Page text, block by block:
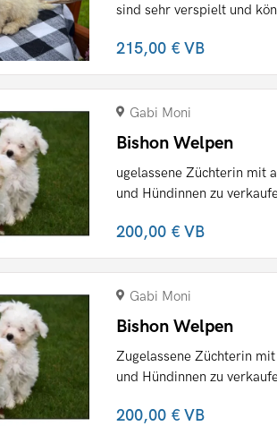
sind sehr verspielt und
215,00 €VB
Gabi Moni
Bishon Welpen
ugelassene Züchterin mit
und Hündinnen zu
200,00 €VB
Gabi Moni
Bishon Welpen
Zugelassene Züchterin
und Hündinnen zu
200,00 €VB